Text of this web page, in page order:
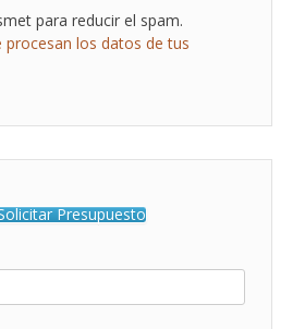
para reducir el spam.
procesan los datos de tus
Presupuesto